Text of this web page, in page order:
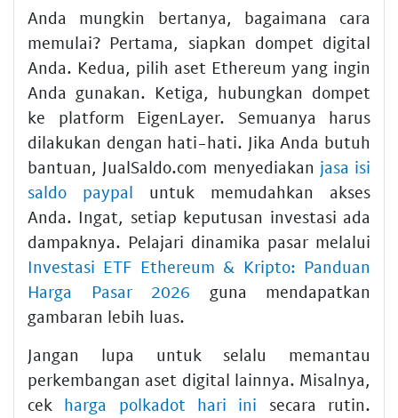
Anda mungkin bertanya, bagaimana cara
memulai? Pertama, siapkan dompet digital
Anda. Kedua, pilih aset Ethereum yang ingin
Anda gunakan. Ketiga, hubungkan dompet
ke platform EigenLayer. Semuanya harus
dilakukan dengan hati-hati. Jika Anda butuh
bantuan, JualSaldo.com menyediakan jasa isi
saldo paypal untuk memudahkan akses
Anda. Ingat, setiap keputusan investasi ada
dampaknya. Pelajari dinamika pasar melalui
Investasi ETF Ethereum & Kripto: Panduan
Harga Pasar 2026 guna mendapatkan
gambaran lebih luas.
Jangan lupa untuk selalu memantau
perkembangan aset digital lainnya. Misalnya,
cek harga polkadot hari ini secara rutin.